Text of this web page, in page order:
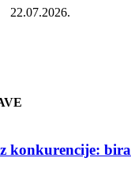
22.07.2026.
konkurencije: